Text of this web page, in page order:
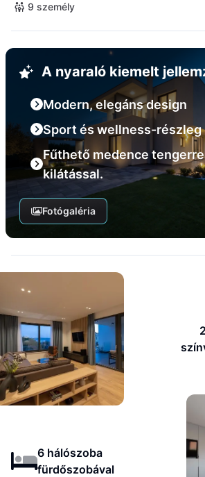
9 személy
A nyaraló kiemelt
Modern, elegáns design
Sport és wellness-részleg
Fűthető medence
kilátással.
Fotógaléria
6 hálószoba
fürdőszobával